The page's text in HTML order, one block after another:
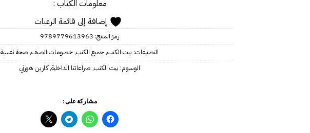
معلومات الكتاب :
إضافة إلى قائمة الرغبات
رمز المنتج: 9789779613963
التصنيفات: بيت الكتب,جميع الكتب,خصومات الصيف, صحة نفسية
الوسوم: بيت الكتب, صراعاتنا الداخلية,كارين هورني
مشاركة على :